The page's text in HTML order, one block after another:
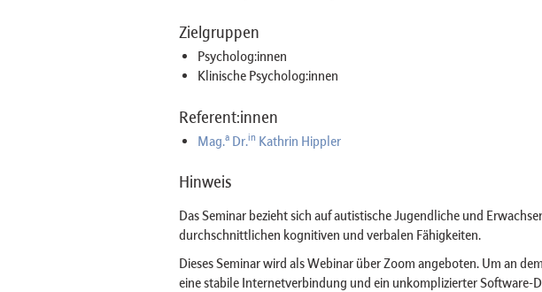
Zielgruppen
Psycholog:innen
Klinische Psycholog:innen
Referent:innen
Mag.a Dr.in Kathrin Hippler
Hinweis
Das Seminar bezieht sich auf autistische Jugendliche und
durchschnittlichen kognitiven und verbalen Fähigkeiten.
Dieses Seminar wird als Webinar über Zoom angeboten. Um an
eine stabile Internetverbindung und ein unkomplizierter Software-